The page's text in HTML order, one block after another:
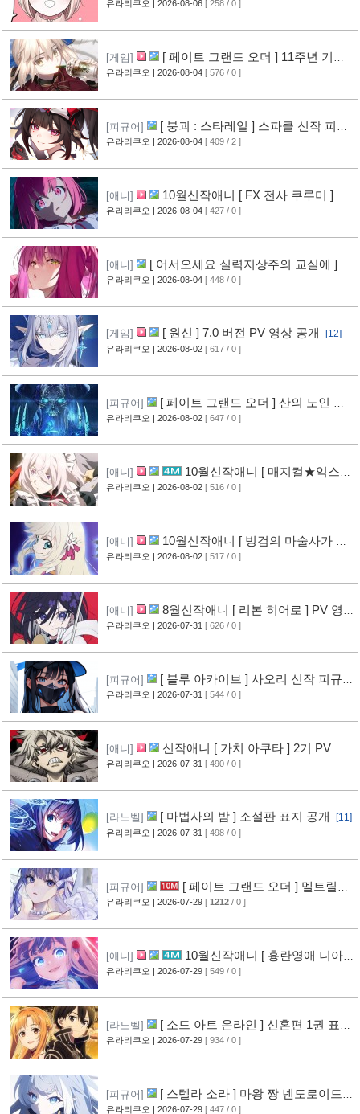
메이션화 결정 [9]
유라리쿠오 | 2026-08-06 [ 258 / 0 ]
[게임]
[ 페이트 그랜드 오더 ] 11주년 기념
영상 공개
[8]
유라리쿠오 | 2026-08-04 [ 576 / 0 ]
[피규어]
[ 붕괴 : 스타레일 ] 스파클 신작 피규
어 공개
[5]
유라리쿠오 | 2026-08-04 [ 409 / 2 ]
[애니]
10월신작애니 [ FX 전사 쿠루미 ] PV
영상 공개
[6]
유라리쿠오 | 2026-08-04 [ 427 / 0 ]
[애니]
[ 어서오세요 실력지상주의 교실에 ] 블
루레이 VOL.2 표지 공개 [7]
유라리쿠오 | 2026-08-04 [ 448 / 0 ]
[게임] [ 원신 ] 7.0 버전 PV 영상 공개 [12]
유라리쿠오 | 2026-08-02 [ 617 / 0 ]
[피규어]
[ 페이트 그랜드 오더 ] 산의 노인 신
작 피규어 공개 [16]
유라리쿠오 | 2026-08-02 [ 647 / 0 ]
[애니]
10월신작애니 [ 매지컬★익스플
로러 ] PV 영상 공개 [11]
유라리쿠오 | 2026-08-02 [ 516 / 0 ]
[애니]
10월신작애니 [ 빙검의 마술사가 세
계를 다스린다 ] 2기 PV 영상 공개
유라리쿠오 | 2026-08-02 [ 517 / 0 ]
[애니]
8월신작애니 [ 리본 히어로 ] PV 영
상 공개
[11]
유라리쿠오 | 2026-07-31 [ 626 / 0 ]
[피규어]
[ 블루 아카이브 ] 사오리 신작 피규어
공개 [10]
유라리쿠오 | 2026-07-31 [ 544 / 0 ]
[애니]
신작애니 [ 가치 아쿠타 ] 2기 PV 영
상 공개
[13]
유라리쿠오 | 2026-07-31 [ 490 / 0 ]
[라노벨] [ 마법사의 밤 ] 소설판 표지 공개 [11]
유라리쿠오 | 2026-07-31 [ 498 / 0 ]
[피규어]
[ 페이트 그랜드 오더 ] 멜트릴리
스 신작 피규어 공개 [12]
유라리쿠오 | 2026-07-29 [ 1212 / 0 ]
[애니]
10월신작애니 [ 흉란영애 니아
리스톤 ] PV 영상 공개 [13]
유라리쿠오 | 2026-07-29 [ 549 / 0 ]
[라노벨]
[ 소드 아트 온라인 ] 신혼편 1권 표지
공개 [16]
유라리쿠오 | 2026-07-29 [ 934 / 0 ]
[피규어]
[ 스텔라 소라 ] 마왕 짱 넨도로이드
공개 [10]
유라리쿠오 | 2026-07-29 [ 447 / 0 ]